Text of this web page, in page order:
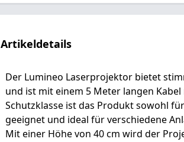
Artikeldetails
Der Lumineo Laserprojektor bietet
und ist mit einem 5 Meter langen
Schutzklasse ist das Produkt sowohl
geeignet und ideal für verschiedene
Mit einer Höhe von 40 cm wird der